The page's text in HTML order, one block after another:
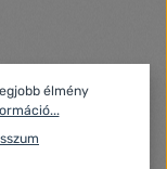
élmény